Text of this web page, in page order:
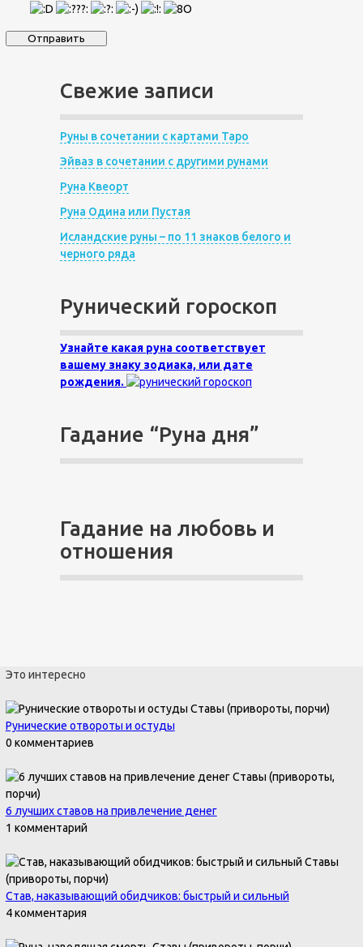
Свежие записи
Руны в сочетании с картами Таро
Эйваз в сочетании с другими рунами
Руна Квеорт
Руна Одина или Пустая
Исландские руны – по 11 знаков белого и
черного ряда
Рунический гороскоп
Узнайте какая руна соответствует
вашему знаку зодиака, или дате
рождения.
Гадание “Руна дня”
Гадание на любовь и
отношения
Это интересно
Ставы (привороты, порчи)
Рунические отвороты и остуды
0 комментариев
Ставы (привороты,
порчи)
6 лучших ставов на привлечение денег
1 комментарий
Ставы
(привороты, порчи)
Став, наказывающий обидчиков: быстрый и сильный
4 комментария